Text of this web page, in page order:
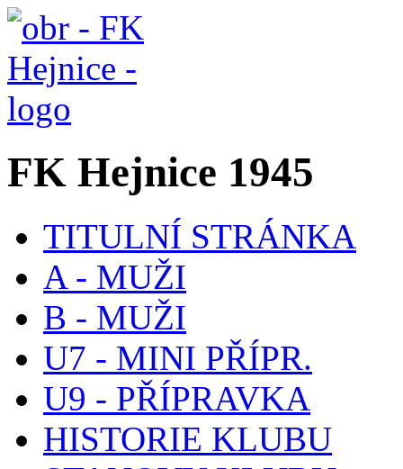
FK Hejnice 1945
TITULNÍ STRÁNKA
A - MUŽI
B - MUŽI
U7 - MINI PŘÍPR.
U9 - PŘÍPRAVKA
HISTORIE KLUBU